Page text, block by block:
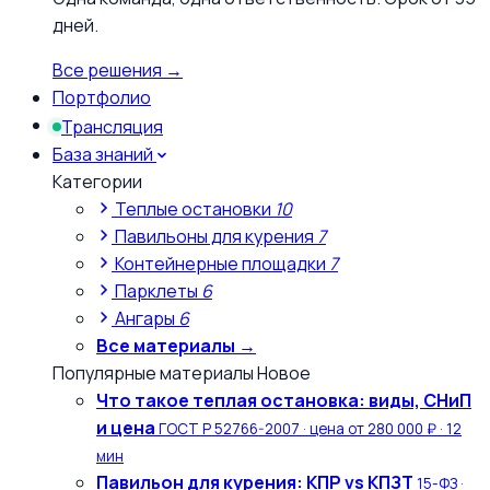
дней.
Все решения →
Портфолио
Трансляция
База знаний
Категории
Теплые остановки 10
Павильоны для курения 7
Контейнерные площадки 7
Парклеты 6
Ангары 6
Все материалы →
Популярные материалыНовое
Что такое теплая остановка: виды, СНиП
и цена ГОСТ Р 52766-2007 · цена от 280 000 ₽ · 12
мин
Павильон для курения: КПР vs КПЗТ 15-ФЗ ·